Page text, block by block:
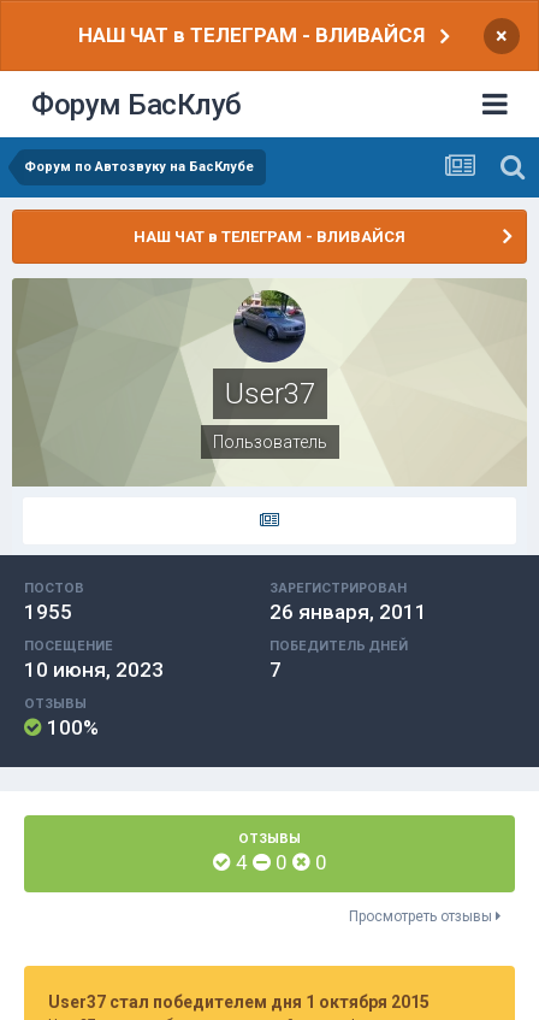
НАШ ЧАТ в ТЕЛЕГРАМ - ВЛИВАЙСЯ ×
Форум БасКлуб
Форум по Автозвуку на БасКлубе
НАШ ЧАТ в ТЕЛЕГРАМ - ВЛИВАЙСЯ
User37
Пользователь
ПОСТОВ
1955
ЗАРЕГИСТРИРОВАН
26 января, 2011
ПОСЕЩЕНИЕ
10 июня, 2023
ПОБЕДИТЕЛЬ ДНЕЙ
7
ОТЗЫВЫ
100%
ОТЗЫВЫ
4 0 0
Просмотреть отзывы
User37 стал победителем дня 1 октября 2015